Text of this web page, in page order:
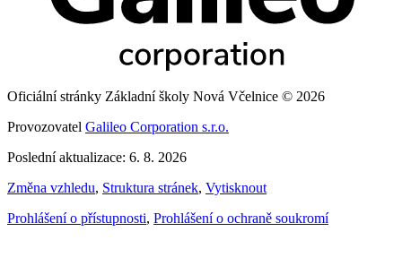
Oficiální stránky Základní školy Nová Včelnice © 2026
Provozovatel Galileo Corporation s.r.o.
Poslední aktualizace: 6. 8. 2026
Změna vzhledu, Struktura stránek, Vytisknout
Prohlášení o přístupnosti, Prohlášení o ochraně soukromí